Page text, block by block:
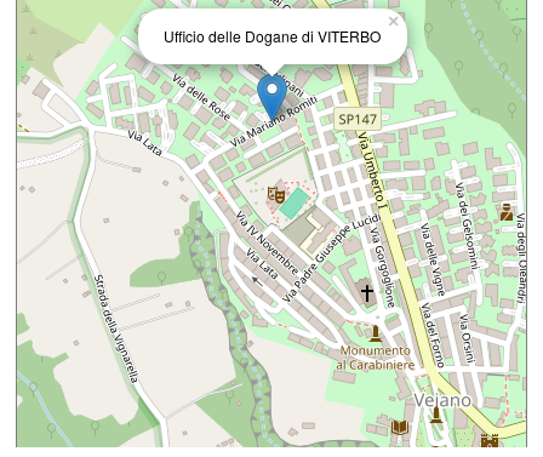
×
Ufficio delle Dogane di VITERBO